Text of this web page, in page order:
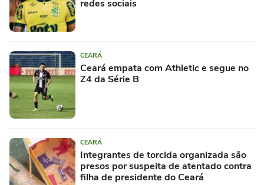
redes sociais
CEARÁ
Ceará empata com Athletic e segue no
Z4 da Série B
CEARÁ
Integrantes de torcida organizada são
presos por suspeita de atentado contra
filha de presidente do Ceará